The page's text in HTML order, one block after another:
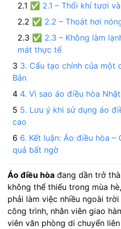
✅ 2.1 – Thổi khí tươi
✅ 2.2 – Thoát hơi
✅ 2.3 – Không làm
mát thực tế
3. Cấu tạo chính của một
Bản
4. Vì sao áo điều hòa
5. Lưu ý khi sử dụng áo
cao
6. Kết luận: Áo điều hòa –
quả bất ngờ
Áo điều hòa đang dần trở
không thể thiếu trong mùa
phải làm việc nhiều ngoài
công trình, nhân viên giao
viên văn phòng di chuyển